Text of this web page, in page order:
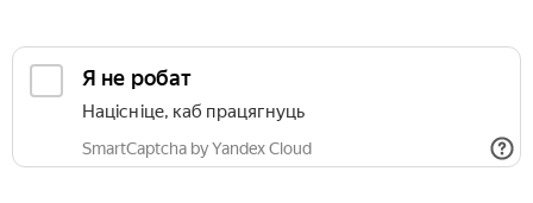
Я не робат
Націсніце, каб працягнуць
SmartCaptcha by Yandex Cloud